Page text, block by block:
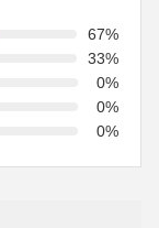
67%
33%
0%
0%
0%